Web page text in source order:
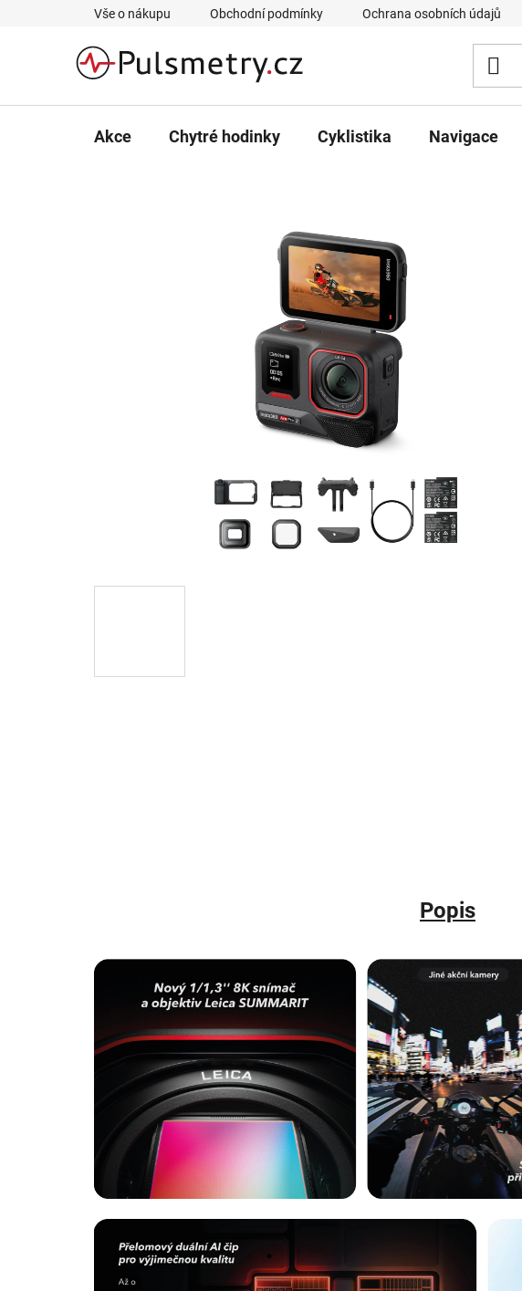
Vše o nákupu Obchodní podmínky Ochrana osobních údajů
Akce Chytré hodinky Cyklistika Navigace
Popis